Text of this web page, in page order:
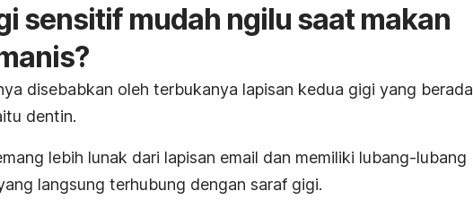
sensitif mudah ngilu saat makan
disebabkan oleh terbukanya lapisan kedua gigi yang berada
dentin.
lebih lunak dari lapisan email dan memiliki lubang-lubang
langsung terhubung dengan saraf gigi.